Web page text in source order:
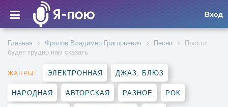
Вход
Главная Фролов Владимир Григорьевич Песни
Прости
будет трудно нам сказать
ЖАНРЫ: ЭЛЕКТРОННАЯ ДЖАЗ, БЛЮЗ
НАРОДНАЯ АВТОРСКАЯ РАЗНОЕ РОК